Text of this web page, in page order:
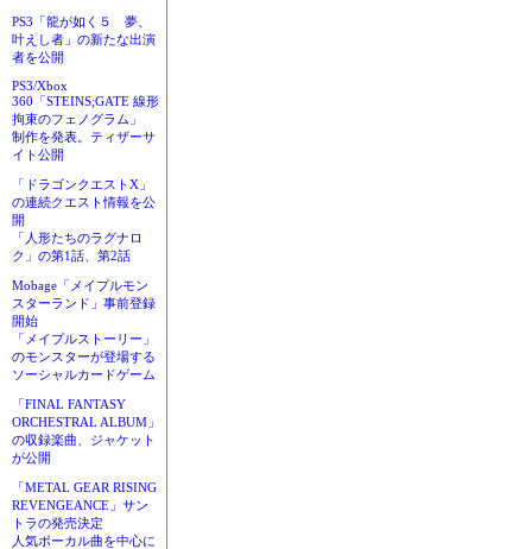
PS3「龍が如く５ 夢、
叶えし者」の新たな出演
者を公開
PS3/Xbox
360「STEINS;GATE 線形
拘束のフェノグラム」
制作を発表。ティザーサ
イト公開
「ドラゴンクエストX」
の連続クエスト情報を公
開
「人形たちのラグナロ
ク」の第1話、第2話
Mobage「メイプルモン
スターランド」事前登録
開始
「メイプルストーリー」
のモンスターが登場する
ソーシャルカードゲーム
「FINAL FANTASY
ORCHESTRAL ALBUM」
の収録楽曲、ジャケット
が公開
「METAL GEAR RISING
REVENGEANCE」サン
トラの発売決定
人気ボーカル曲を中心に